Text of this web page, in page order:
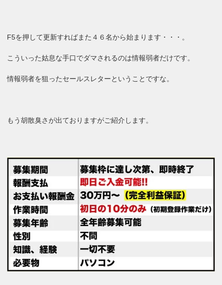
F5を押して更新すればまた４６名から始まります・・・。
こういった姑息な手口でダマされるのは情報弱者だけです。
情報弱者を狙ったセールスレターということですな。
もう胡散臭さが出ておりますがご紹介します。